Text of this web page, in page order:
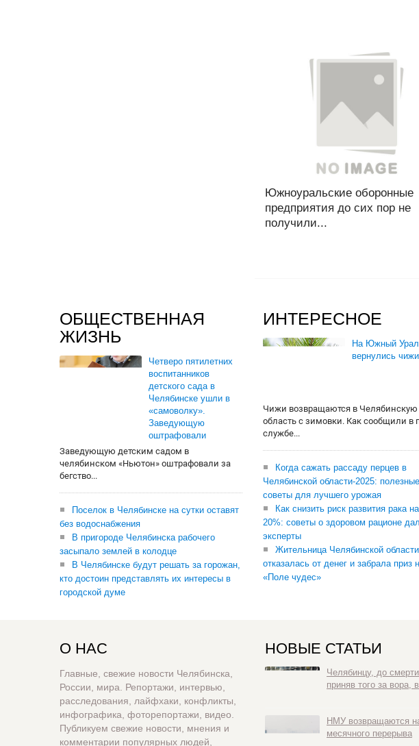
Южноуральские оборонные
предприятия до сих пор не
получили...
ОБЩЕСТВЕННАЯ
ЖИЗНЬ
Четверо пятилетних
воспитанников
детского сада в
Челябинске ушли в
«самоволку».
Заведующую
оштрафовали
Заведующую детским садом в
челябинском «Ньютон» оштрафовали за
бегство...
Поселок в Челябинске на сутки оставят
без водоснабжения
В пригороде Челябинска рабочего
засыпало землей в колодце
В Челябинске будут решать за горожан,
кто достоин представлять их интересы в
городской думе
ИНТЕРЕСНОЕ
На Южный Урал
вернулись чижи
Чижи возвращаются в Челябинскую
область с зимовки. Как сообщили в
службе...
Когда сажать рассаду перцев в
Челябинской области-2025: полезные
советы для лучшего урожая
Как снизить риск развития рака
20%: советы о здоровом рационе
эксперты
Жительница Челябинской области
отказалась от денег и забрала приз
«Поле чудес»
О НАС
Главные, свежие новости Челябинска,
России, мира. Репортажи, интервью,
расследования, лайфхаки, конфликты,
инфографика, фоторепортажи, видео.
Публикуем свежие новости, мнения и
комментарии популярных людей,
НОВЫЕ СТАТЬИ
Челябинцу, до
приняв того за вора,
НМУ возвращаются
месячного перерыва